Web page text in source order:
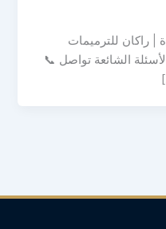
| راكان للترميمات
الأسئلة الشائعة تواصل 📞